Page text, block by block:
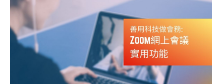
同行故事館
同行社區伙伴